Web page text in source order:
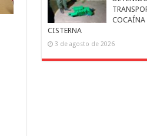
COCAÍNA
CISTERNA
3 de agosto de 2026